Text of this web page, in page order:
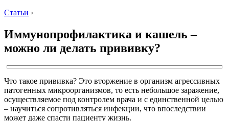
Статьи ›
Иммунопрофилактика и кашель –
можно ли делать прививку?
Что такое прививка? Это вторжение в организм агрессивных
патогенных микроорганизмов, то есть небольшое заражение,
осуществляемое под контролем врача и с единственной целью
– научиться сопротивляться инфекции, что впоследствии
может даже спасти пациенту жизнь.